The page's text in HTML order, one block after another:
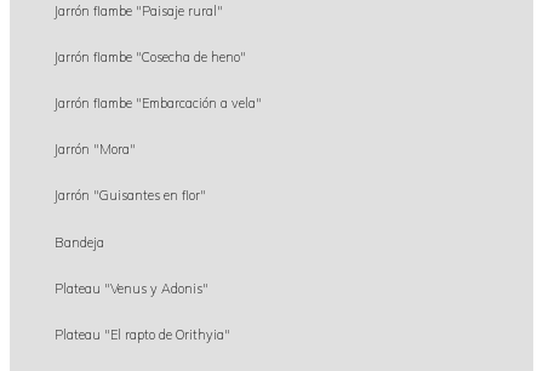
Jarrón flambe "Paisaje rural"
Jarrón flambe "Cosecha de heno"
Jarrón flambe "Embarcación a vela"
Jarrón "Mora"
Jarrón "Guisantes en flor"
Bandeja
Plateau "Venus y Adonis"
Plateau "El rapto de Orithyia"